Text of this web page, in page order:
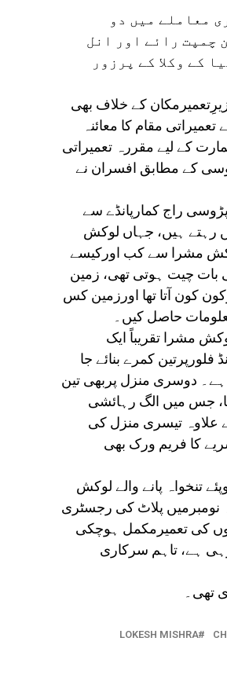
معاملے میں دو
چمپت رائے اور انل
کے وکلا کے پرزور
کے خلاف بھی
مقام کا معائنہ
کے لیے مقررہ تعمیراتی
کے مطابق افسران نے
روزلوکش مشرا کے پڑوسی راج کمارپانڈے سے
رہتے ہیں، جہاں لوکش
مشرا سے کب اورکیسے
بات چیت ہوتی تھی، زمین
کون آتا تھا اورزمین کس
حاصل کیں۔
کرنے والا لوکش مشرا تقریباً ایک
کمرے بنائے جا
دوسری منزل پربھی تین
جس میں الگ رہائشی
علاوہ تیسری منزل کی
کا فریم ورک بھی
کے مکان میں رہنے والے اور ماہانہ صرف 18 ہزارروپئے تنخواہ پانے والے لوکش
نومبرمیں پلاٹ کی رجسٹری
کی تعمیرمکمل ہوچکی
25 لاکھ روپئے بتائی جا رہی ہے، تاہم سرکاری
تھی۔
LOKESH MISHRA